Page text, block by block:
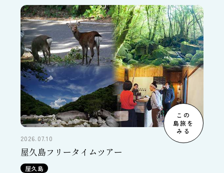
この
島旅を
みる
2026.07.10
屋久島フリータイムツアー
屋久島